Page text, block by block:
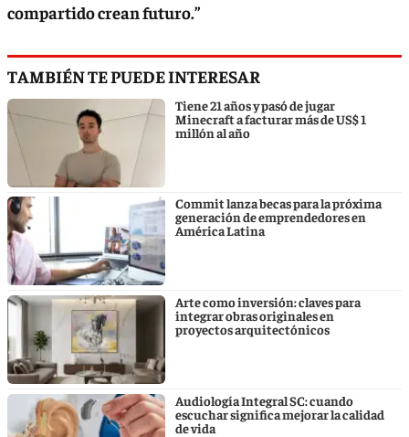
compartido crean futuro.”
TAMBIÉN TE PUEDE INTERESAR
Tiene 21 años y pasó de jugar
Minecraft a facturar más de US$ 1
millón al año
Commit lanza becas para la próxima
generación de emprendedores en
América Latina
Arte como inversión: claves para
integrar obras originales en
proyectos arquitectónicos
Audiología Integral SC: cuando
escuchar significa mejorar la calidad
de vida